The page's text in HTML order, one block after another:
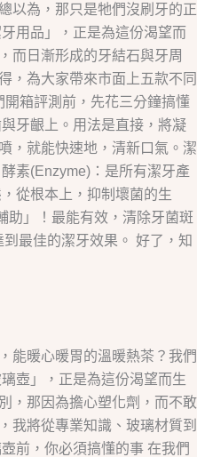
以為，那只是牠們沒刷牙的正
用品」，正是為這份渴望而
而日漸形成的牙結石與牙周
，為大家帶來市面上五款不同
箱評測前，先花三分鐘搞懂
牙齦上。用法是直接，將凝
，就能快速地，清新口氣。潔
素(Enzyme)：是所有潔牙產
從根本上，抑制壞菌的生
助」！最能有效，清除牙菌斑
最佳的潔牙效果。 好了，知
能暖心暖胃的溫暖熱茶？我們
壺」，正是為這份渴望而生
，那因為擔心塑化劑，而不敢
我將從專業知識、玻璃材質到
前，你必須搞懂的事 在我們